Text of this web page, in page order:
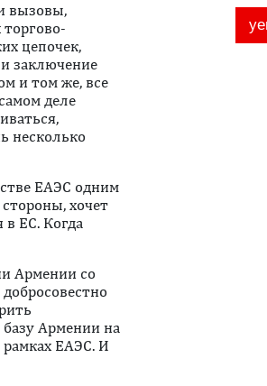
вызовы,
цепочек,
заключение
и том же, все
деле
несколько
ЕАЭС одним
хочет
в ЕС. Когда
Армении со
Армении на
рамках ЕАЭС. И